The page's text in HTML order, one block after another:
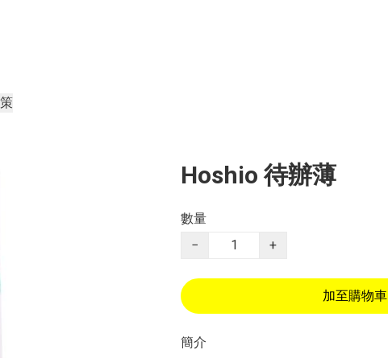
Hoshio 待辦薄
數量
−
+
加至購物車
簡介